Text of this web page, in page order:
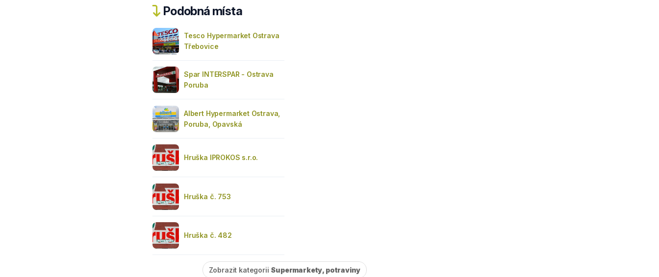
Podobná místa
Tesco Hypermarket Ostrava
Třebovice
Spar INTERSPAR - Ostrava
Poruba
Albert Hypermarket Ostrava,
Poruba, Opavská
Hruška IPROKOS s.r.o.
Hruška č. 753
Hruška č. 482
Zobrazit kategorii Supermarkety, potraviny